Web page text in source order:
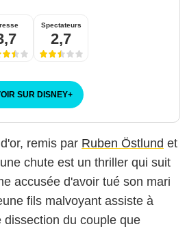
Spectateurs
2,7
SUR DISNEY+
remis par Ruben Östlund et
chute est un thriller qui suit
accusée d'avoir tué son mari
fils malvoyant assiste à
dissection du couple que